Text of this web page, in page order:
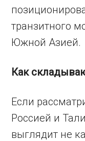
транзитного
Южной Азией.
Как
Если
Россией и
выглядит не